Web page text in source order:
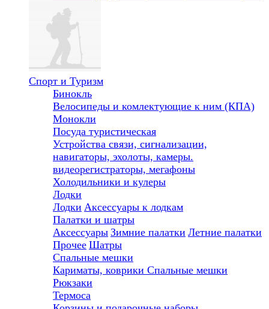
Спорт и Туризм
Бинокль
Велосипеды и комлектующие к ним (КПА)
Монокли
Посуда туристическая
Устройства связи, сигнализации,
навигаторы, эхолоты, камеры.
видеорегистраторы, мегафоны
Холодильники и кулеры
Лодки
Лодки Аксессуары к лодкам
Палатки и шатры
Аксессуары Зимние палатки Летние палатки
Прочее Шатры
Спальные мешки
Кариматы, коврики Спальные мешки
Рюкзаки
Термоса